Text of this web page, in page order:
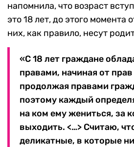
напомнила, что возраст
это 18 лет, до этого момента
них, как правило, несут
«С 18 лет граждане
правами, начиная от
продолжая правами
поэтому каждый
на ком ему жениться, за
выходить. <…> Считаю,
деликатные, в которые